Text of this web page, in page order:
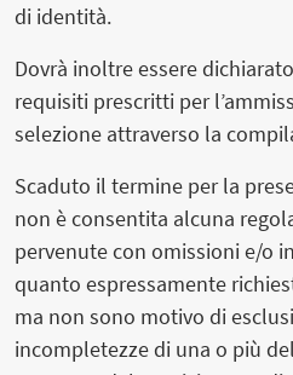
di identità.
Dovrà inoltre essere
requisiti prescritti per
selezione attraverso la
Scaduto il termine per la
non è consentita alcuna
pervenute con omissioni e/o
quanto espressamente
ma non sono motivo di
incompletezze di una o più